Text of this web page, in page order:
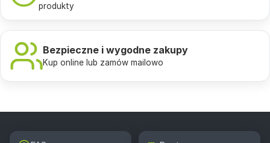
produkty
Bezpieczne i wygodne zakupy
Kup online lub zamów mailowo